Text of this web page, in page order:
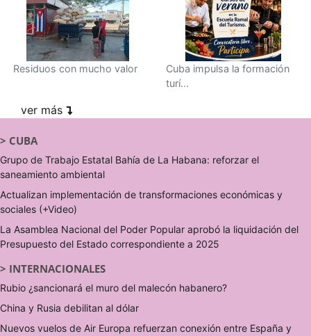
Residuos con mucho valor
Cuba impulsa la formación
turí...
ver más
> CUBA
Grupo de Trabajo Estatal Bahía de La Habana: reforzar el
saneamiento ambiental
Actualizan implementación de transformaciones económicas y
sociales (+Video)
La Asamblea Nacional del Poder Popular aprobó la liquidación del
Presupuesto del Estado correspondiente a 2025
> INTERNACIONALES
Rubio ¿sancionará el muro del malecón habanero?
China y Rusia debilitan al dólar
Nuevos vuelos de Air Europa refuerzan conexión entre España y